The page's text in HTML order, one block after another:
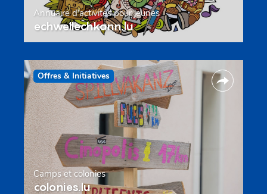
Annuaire d’activités pour jeunes
echwellechkann.lu
Offres & Initiatives
Camps et colonies
colonies.lu